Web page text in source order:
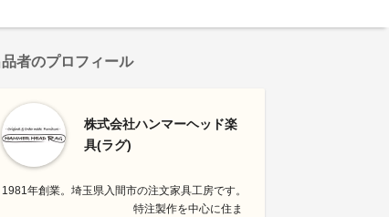
品者のプロフィール
株式会社ハンマーヘッド楽
具(ラグ)
1981年創業。埼玉県入間市の注文家具工房です。
特注製作を中心に住ま